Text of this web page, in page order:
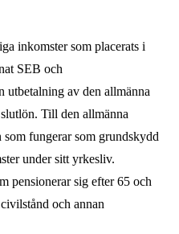
inkomster som placerats i
SEB och
utbetalning av den allmänna
Till den allmänna
fungerar som grundskydd
under sitt yrkesliv.
pensionerar sig efter 65 och
och annan